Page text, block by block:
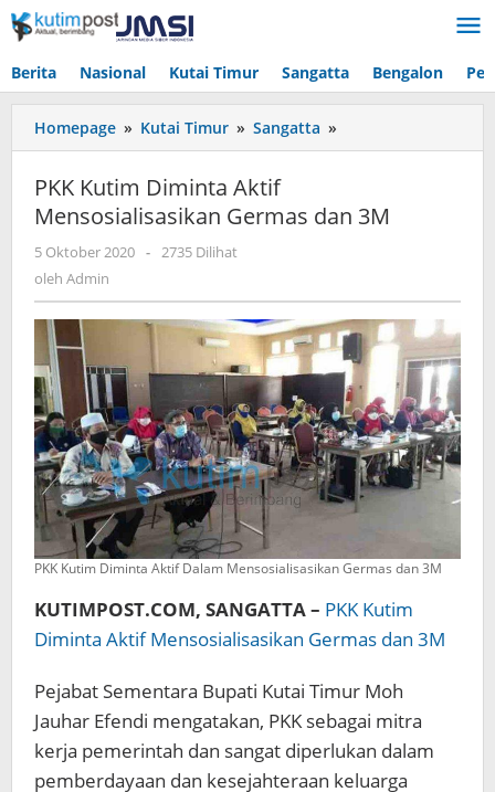
Lewati
ke
Berita Nasional Kutai Timur Sangatta Bengalon
Homepage » Kutai Timur » Sangatta »
Kutim
Mensosialisasikan
PKK Kutim Diminta Aktif
Mensosialisasikan Germas dan 3M
5 Oktober 2020 oleh
- 2735 Dilihat
oleh Admin
PKK Kutim Diminta Aktif Dalam Mensosialisasikan Germas dan 3M
KUTIMPOST.COM, SANGATTA – PKK Kutim
Diminta Aktif Mensosialisasikan Germas dan 3M
Pejabat Sementara Bupati Kutai Timur Moh
Jauhar Efendi mengatakan, PKK sebagai mitra
kerja pemerintah dan sangat diperlukan dalam
pemberdayaan dan kesejahteraan keluarga